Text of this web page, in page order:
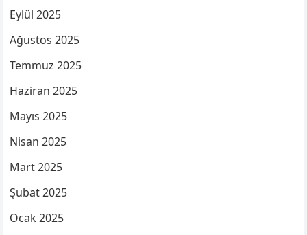
Eylül 2025
Ağustos 2025
Temmuz 2025
Haziran 2025
Mayıs 2025
Nisan 2025
Mart 2025
Şubat 2025
Ocak 2025